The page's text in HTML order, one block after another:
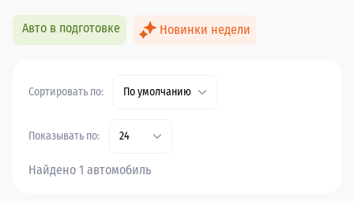
Авто в подготовке Новинки недели
Сортировать по: По умолчанию
Показывать по: 24
Найдено 1 автомобиль